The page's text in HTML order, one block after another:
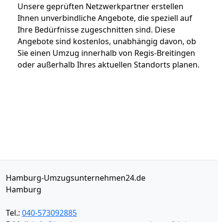
Unsere geprüften Netzwerkpartner erstellen
Ihnen unverbindliche Angebote, die speziell auf
Ihre Bedürfnisse zugeschnitten sind. Diese
Angebote sind kostenlos, unabhängig davon, ob
Sie einen Umzug innerhalb von Regis-Breitingen
oder außerhalb Ihres aktuellen Standorts planen.
Hamburg-Umzugsunternehmen24.de
Hamburg
Tel.: 040-573092885